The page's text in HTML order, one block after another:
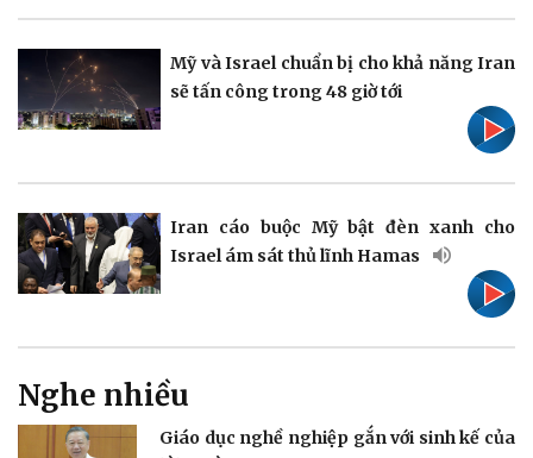
Pháp luật
Vụ án
Tin nóng
Tư vấn luật
Quân sự - Quốc phòng
Vũ khí
Việt Nam
Phân tích
Thể thao
Bóng đá
Thế giới thể thao
Hậu trường
Ô tô - Xe máy
Tư vấn
Mỹ và Israel chuẩn bị cho khả năng Iran
sẽ tấn công trong 48 giờ tới
Iran cáo buộc Mỹ bật đèn xanh cho
Israel ám sát thủ lĩnh Hamas
Nghe nhiều
Giáo dục nghề nghiệp gắn với sinh kế của